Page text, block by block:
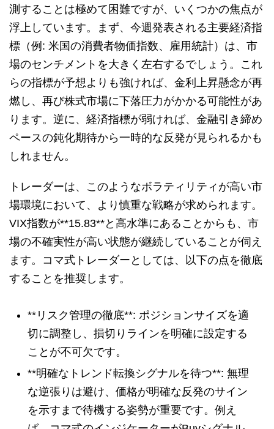
測することは極めて困難ですが、いくつかの焦点が
浮上しています。まず、今週発表される主要経済指
標（例: 米国の消費者物価指数、雇用統計）は、市
場のセンチメントを大きく左右するでしょう。これ
らの指標が予想よりも強ければ、金利上昇懸念が再
燃し、再び株式市場に下落圧力がかかる可能性があ
ります。逆に、経済指標が弱ければ、金融引き締め
ペースの鈍化期待から一時的な反発が見られるかも
しれません。
トレーダーは、このようなボラティリティが高い市
場環境において、より慎重な戦略が求められます。
VIX指数が**15.83**と高水準にあることからも、市
場の不確実性が高い状態が継続していることが伺え
ます。コマ式トレーダーとしては、以下の点を徹底
することを推奨します。
**リスク管理の徹底**: ポジションサイズを適
切に調整し、損切りラインを明確に設定する
ことが不可欠です。
**明確なトレンド転換シグナルを待つ**: 無理
な逆張りは避け、価格が明確な反発のサイン
を示すまで待機する姿勢が重要です。例え